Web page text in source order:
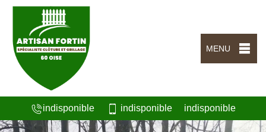
MENU
indisponible indisponible indisponible